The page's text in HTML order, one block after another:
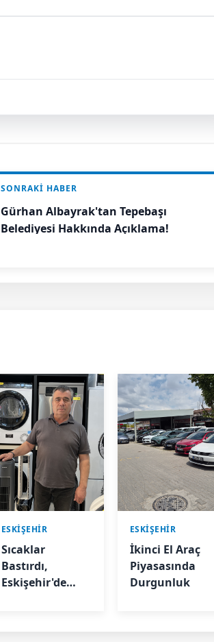
SONRAKI HABER
Gürhan Albayrak'tan Tepebaşı
Belediyesi Hakkında Açıklama!
ESKIŞEHIR
Sıcaklar
Bastırdı,
Eskişehir'de
ESKIŞEHIR
İkinci El Araç
Piyasasında
Durgunluk